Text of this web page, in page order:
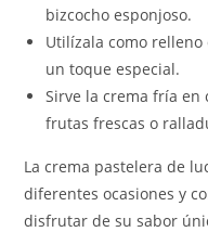
bizcocho esponjoso.
Utilízala como
un toque especial.
Sirve la crema fría en
frutas frescas o
La crema pastelera de
diferentes ocasiones y
disfrutar de su sabor